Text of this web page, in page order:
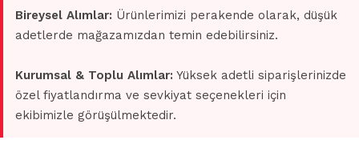
Bireysel Alımlar: Ürünlerimizi perakende olarak, düşük
adetlerde mağazamızdan temin edebilirsiniz.
Kurumsal & Toplu Alımlar: Yüksek adetli siparişlerinizde
özel fiyatlandırma ve sevkiyat seçenekleri için
ekibimizle görüşülmektedir.